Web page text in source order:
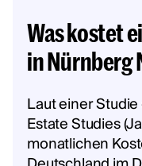
Was kostet
in Nürnberg
Laut einer
Estate Studies
monatlichen